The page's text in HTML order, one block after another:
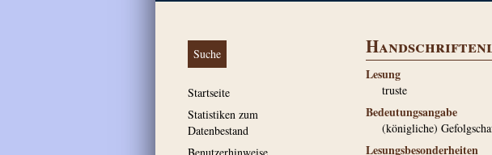
Suche
Startseite
Statistiken zum
Datenbestand
Lesung
truste
Bedeutungsangabe
(königliche)
Lesungsbesonderheiten